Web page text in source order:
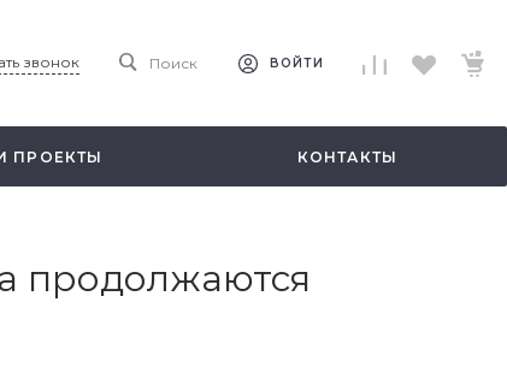
звонок Поиск ВОЙТИ
ПРОЕКТЫ КОНТАКТЫ
продолжаются